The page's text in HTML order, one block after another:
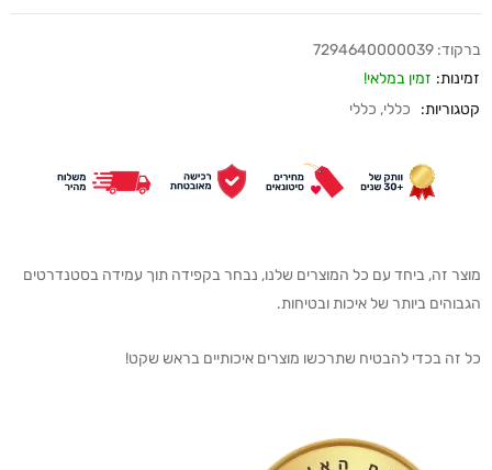
ברקוד: 7294640000039
זמינות: זמין במלאי!
קטגוריות:
כללי, כללי
מוצר זה, ביחד עם כל המוצרים שלנו, נבחר בקפידה תוך עמידה בסטנדרטים
הגבוהים ביותר של איכות ובטיחות.
כל זה בכדי להבטיח שתרכשו מוצרים איכותיים בראש שקט!